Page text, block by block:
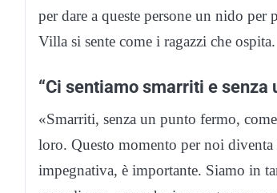
per dare a queste persone un nido
Villa si sente come i ragazzi che ospita.
“Ci sentiamo smarriti e senza
«Smarriti, senza un punto fermo,
loro. Questo momento per noi
impegnativa, è importante. Siamo in